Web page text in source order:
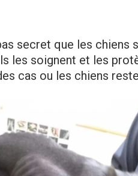
secret que les
les soignent et les
cas ou les chiens